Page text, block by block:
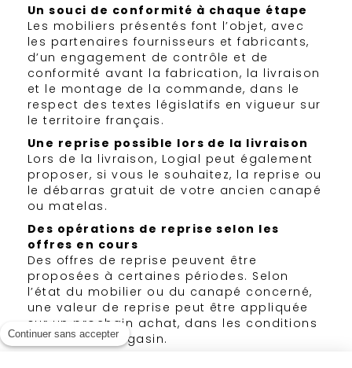
Un souci de conformité à chaque étape
Les mobiliers présentés font l’objet, avec
les partenaires fournisseurs et fabricants,
d’un engagement de contrôle et de
conformité avant la fabrication, la livraison
et le montage de la commande, dans le
respect des textes législatifs en vigueur sur
le territoire français.
Une reprise possible lors de la livraison
Lors de la livraison, Logial peut également
proposer, si vous le souhaitez, la reprise ou
le débarras gratuit de votre ancien canapé
ou matelas.
Des opérations de reprise selon les
offres en cours
Des offres de reprise peuvent être
proposées à certaines périodes. Selon
l’état du mobilier ou du canapé concerné,
une valeur de reprise peut être appliquée
sur un prochain achat, dans les conditions
définies en magasin.
Continuer sans accepter